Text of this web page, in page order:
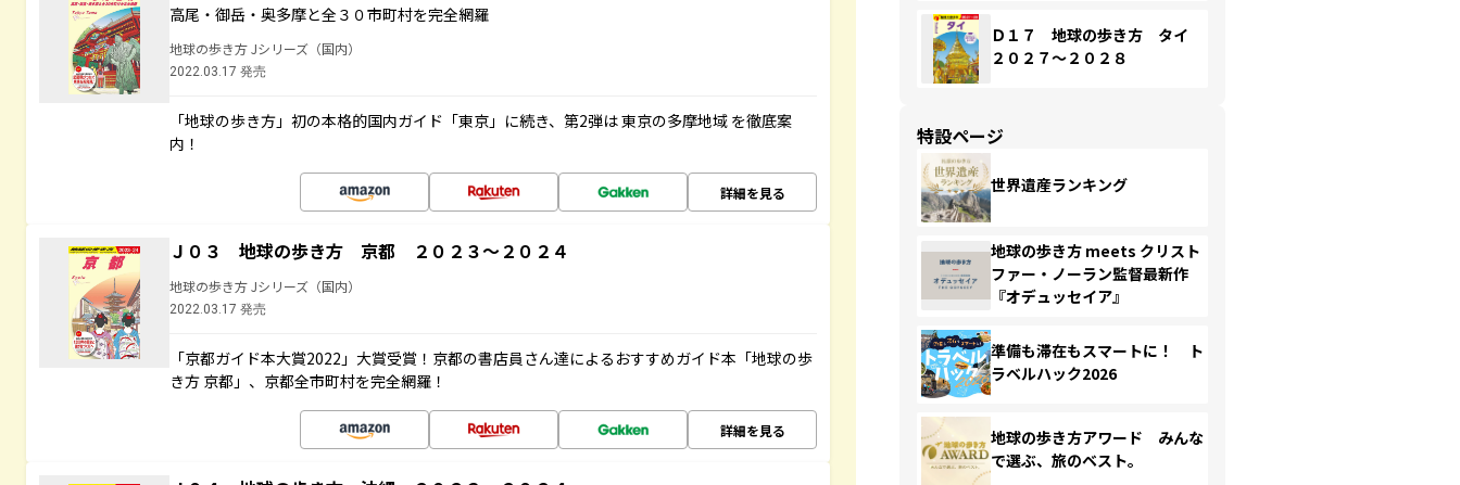
高尾・御岳・奥多摩と全３０市町村を完全網羅
地球の歩き方 Jシリーズ（国内）
2022.03.17 発売
「地球の歩き方」初の本格的国内ガイド「東京」に続き、第2弾は 東京の多摩地域 を徹底案
内！
詳細を見る
Ｊ０３ 地球の歩き方 京都 ２０２３～２０２４
地球の歩き方 Jシリーズ（国内）
2022.03.17 発売
「京都ガイド本大賞2022」大賞受賞！京都の書店員さん達によるおすすめガイド本「地球の歩
き方 京都」、京都全市町村を完全網羅！
詳細を見る
Ｄ１７ 地球の歩き方 タイ
２０２７～２０２８
特設ページ
世界遺産ランキング
地球の歩き方 meets クリスト
ファー・ノーラン監督最新作
『オデュッセイア』
準備も滞在もスマートに！ ト
ラベルハック2026
地球の歩き方アワード みんな
で選ぶ、旅のベスト。